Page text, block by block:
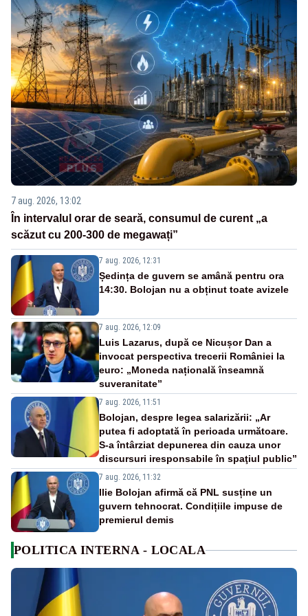
7 aug. 2026, 13:02
În intervalul orar de seară, consumul de curent „a
scăzut cu 200-300 de megawați”
7 aug. 2026, 12:31
Ședința de guvern se amână pentru ora
14:30. Bolojan nu a obținut toate avizele
7 aug. 2026, 12:09
Luis Lazarus, după ce Nicușor Dan a
invocat perspectiva trecerii României la
euro: „Moneda națională înseamnă
suveranitate”
7 aug. 2026, 11:51
Bolojan, despre legea salarizării: „Ar
putea fi adoptată în perioada următoare.
S-a întârziat depunerea din cauza unor
discursuri iresponsabile în spaţiul public”
7 aug. 2026, 11:32
Ilie Bolojan afirmă că PNL susține un
guvern tehnocrat. Condițiile impuse de
premierul demis
POLITICA INTERNA - LOCALA